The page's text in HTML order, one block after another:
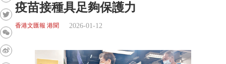
疫苗接種具足夠保護力
香港文匯報 港聞 2026-01-12